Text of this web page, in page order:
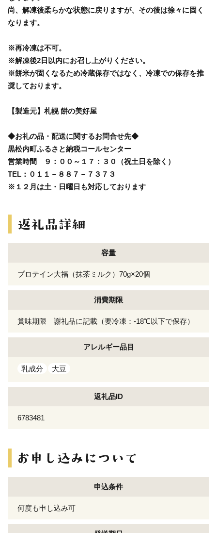
尚、解凍後柔らかな状態に戻りますが、その後は徐々に固く
なります。
※再冷凍は不可。
※解凍後2日以内にお召し上がりください。
※餅米が固くなるため冷蔵保存ではなく、冷凍での保存を推
奨しております。
【製造元】札幌 餅の美好屋
◆お礼の品・配送に関するお問合せ先◆
黒松内町ふるさと納税コールセンター
営業時間 ９：００～１７：３０（祝土日を除く）
TEL：０１１－８８７－７３７３
※１２月は土・日曜日も対応しております
容量
プロテイン大福（抹茶ミルク）70g×20個
消費期限
賞味期限 謝礼品に記載（要冷凍：-18℃以下で保存）
アレルギー品目
乳成分 大豆
返礼品ID
6783481
申込条件
何度も申し込み可